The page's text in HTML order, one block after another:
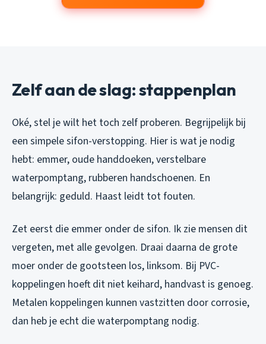
Zelf aan de slag: stappenplan
Oké, stel je wilt het toch zelf proberen. Begrijpelijk bij
een simpele sifon-verstopping. Hier is wat je nodig
hebt: emmer, oude handdoeken, verstelbare
waterpomptang, rubberen handschoenen. En
belangrijk: geduld. Haast leidt tot fouten.
Zet eerst die emmer onder de sifon. Ik zie mensen dit
vergeten, met alle gevolgen. Draai daarna de grote
moer onder de gootsteen los, linksom. Bij PVC-
koppelingen hoeft dit niet keihard, handvast is genoeg.
Metalen koppelingen kunnen vastzitten door corrosie,
dan heb je echt die waterpomptang nodig.